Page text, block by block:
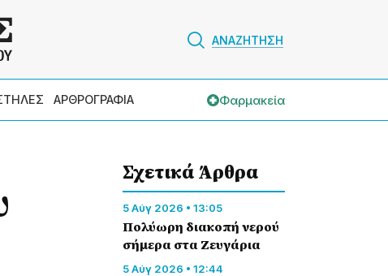
ΑΝΑΖΗΤΗΣΗ
ΑΡΘΡΟΓΡΑΦΙΑ Φαρμακεία
Σχετικά Άρθρα
5 Αύγ 2026 • 13:05
Πολύωρη διακοπή νερού
σήμερα στα Ζευγάρια
5 Αύγ 2026 • 12:44